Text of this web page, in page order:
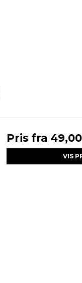
Pris fra
VIS